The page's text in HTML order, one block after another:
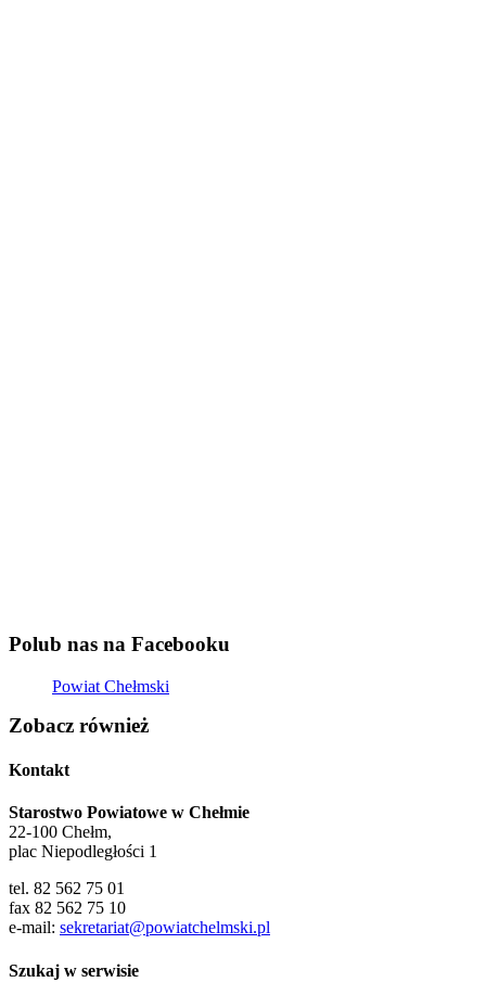
Polub nas na Facebooku
Powiat Chełmski
Zobacz również
Kontakt
Starostwo Powiatowe w Chełmie
22-100 Chełm,
plac Niepodległości 1
tel. 82 562 75 01
fax 82 562 75 10
e-mail: sekretariat@powiatchelmski.pl
Szukaj w serwisie